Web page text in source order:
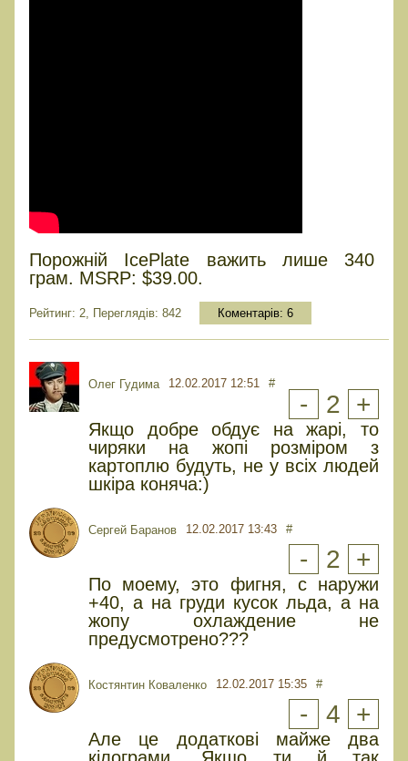
Порожній IcePlate важить лише 340
грам. MSRP: $39.00.
Рейтинг: 2, Переглядів: 842 Коментарів: 6
Олег Гудима 12.02.2017 12:51 #
- 2 +
Якщо добре обдує на жарі, то
чиряки на жопі розміром з
картоплю будуть, не у всіх людей
шкіра коняча:)
Сергей Баранов 12.02.2017 13:43 #
- 2 +
По моему, это фигня, с наружи
+40, а на груди кусок льда, а на
жопу охлаждение не
предусмотрено???
Костянтин Коваленко 12.02.2017 15:35 #
- 4 +
Але це додаткові майже два